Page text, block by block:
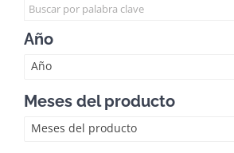
Año
Año
Meses del producto
Meses del producto